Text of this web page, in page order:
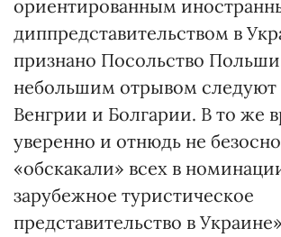
ориентированным
диппредставительством в
признано Посольство
небольшим отрывом следуют
Венгрии и Болгарии. В то же
уверенно и отнюдь не
«обскакали» всех в
зарубежное туристическое
представительство в